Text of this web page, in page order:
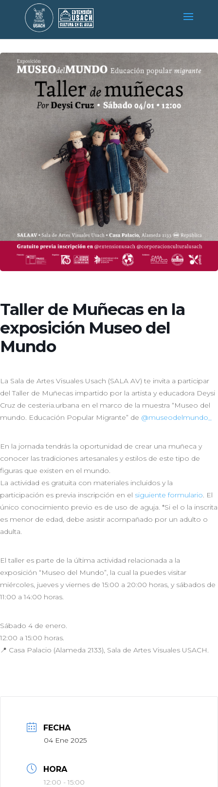
Taller de Muñecas en la
exposición Museo del
Mundo
La Sala de Artes Visuales Usach (SALA AV) te invita a participar
del Taller de Muñecas impartido por la artista y educadora Deysi
Cruz de cesteria.urbana en el marco de la muestra “Museo del
mundo. Educación Popular Migrante” de @museodelmundo_
En la jornada tendrás la oportunidad de crear una muñeca y
conocer las tradiciones artesanales y estilos de este tipo de
figuras que existen en el mundo.
La actividad es gratuita con materiales incluidos y la
participación es previa inscripción en el siguiente formulario. El
único conocimiento previo es de uso de aguja. *Si el o la inscrita
es menor de edad, debe asistir acompañado por un adulto o
adulta.
El taller es parte de la última actividad relacionada a la
exposición “Museo del Mundo”, la cual la puedes visitar
miércoles, jueves y viernes de 15:00 a 20:00 horas, y sábados de
11:00 a 14:00 horas.
Sábado 4 de enero.
12:00 a 15:00 horas.
📍 Casa Palacio (Alameda 2133), Sala de Artes Visuales USACH.
FECHA
04 Ene 2025
HORA
12:00 - 15:00